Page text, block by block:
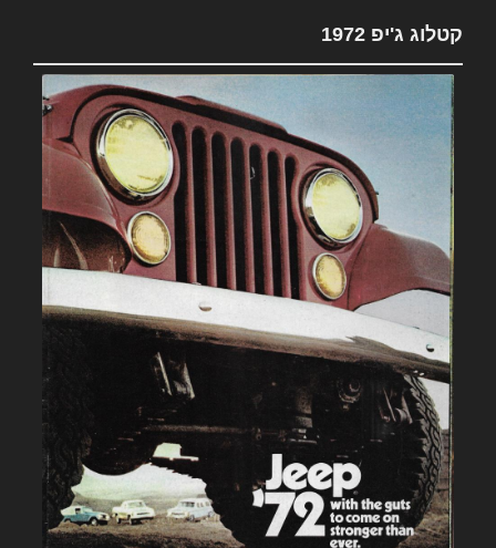
קטלוג ג'יפ 1972